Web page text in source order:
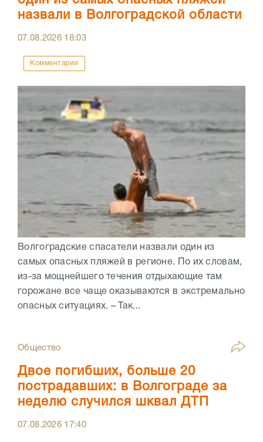
назвали в Волгоградской области
07.08.2026 18:03
Комментарии
Волгоградские спасатели назвали один из
самых опасных пляжей в регионе. По их словам,
из-за мощнейшего течения отдыхающие там
горожане все чаще оказываются в экстремально
опасных ситуациях. – Так...
Общество
Двое погибших, больше 20
пострадавших: в Волгограде за
неделю случился шквал ДТП
07.08.2026 17:40